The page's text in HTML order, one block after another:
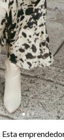
Esta